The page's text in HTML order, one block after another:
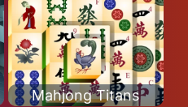
Mahjong Titans